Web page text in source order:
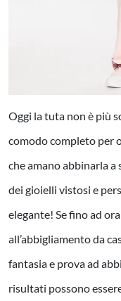
Oggi la tuta non è più
comodo completo per
che amano abbinarla a
dei gioielli vistosi e
elegante! Se fino ad
all’abbigliamento da
fantasia e prova ad
risultati possono